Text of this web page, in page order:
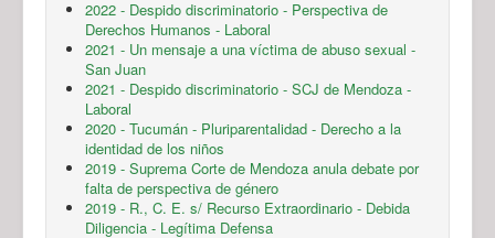
2022 - Despido discriminatorio - Perspectiva de
Derechos Humanos - Laboral
2021 - Un mensaje a una víctima de abuso sexual -
San Juan
2021 - Despido discriminatorio - SCJ de Mendoza -
Laboral
2020 - Tucumán - Pluriparentalidad - Derecho a la
identidad de los niños
2019 - Suprema Corte de Mendoza anula debate por
falta de perspectiva de género
2019 - R., C. E. s/ Recurso Extraordinario - Debida
Diligencia - Legítima Defensa